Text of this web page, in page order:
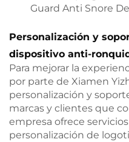
Personalización y
dispositivo anti-
Para mejorar la
por parte de Xiamen
personalización y
marcas y clientes que
empresa ofrece
personalización de